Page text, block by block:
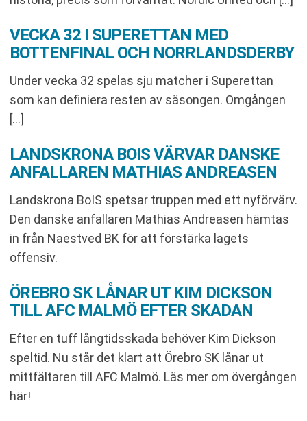
VECKA 32 I SUPERETTAN MED
BOTTENFINAL OCH NORRLANDSDERBY
Under vecka 32 spelas sju matcher i Superettan
som kan definiera resten av säsongen. Omgången
[…]
LANDSKRONA BOIS VÄRVAR DANSKE
ANFALLAREN MATHIAS ANDREASEN
Landskrona BoIS spetsar truppen med ett nyförvärv.
Den danske anfallaren Mathias Andreasen hämtas
in från Naestved BK för att förstärka lagets
offensiv.
ÖREBRO SK LÅNAR UT KIM DICKSON
TILL AFC MALMÖ EFTER SKADAN
Efter en tuff långtidsskada behöver Kim Dickson
speltid. Nu står det klart att Örebro SK lånar ut
mittfältaren till AFC Malmö. Läs mer om övergången
här!